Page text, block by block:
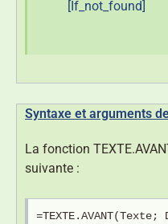
[If_not_found]
Syntaxe et arguments
La fonction
suivante :